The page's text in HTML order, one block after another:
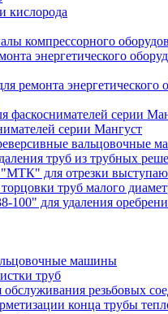
кислорода
компрессорного
энергетического
ремонта энергетического
фаскоснимателей серии
серии Мангуст
вальцовочные
труб из трубных
"МТК" для отрезки
труб малого
для удаления
машины
труб
обслуживания резьбовых
конца трубы